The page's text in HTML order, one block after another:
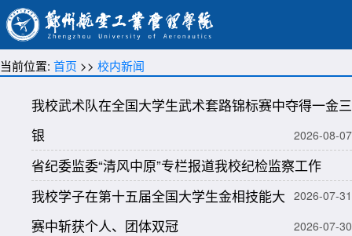
当前位置: 首页 >> 校内新闻
我校武术队在全国大学生武术套路锦标赛中夺得一金三
银
2026-08-07
省纪委监委“清风中原”专栏报道我校纪检监察工作
2026-07-31
我校学子在第十五届全国大学生金相技能大
赛中斩获个人、团体双冠
2026-07-30